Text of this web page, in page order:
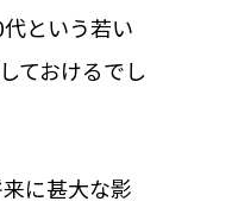
という若い
ておけるでし
に甚大な影